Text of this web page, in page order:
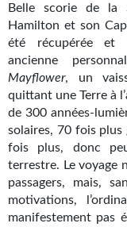
Une Heure-Lumière
Nouvelles
Bifrost
Livres audio
Gratuit
Sans DRM
BIFROST
Belle scorie de la
Hamilton et son
été récupérée et
ancienne
Mayflower, un
quittant une Terre à
de 300 années-
solaires, 70 fois
fois plus, donc
terrestre. Le voyage
passagers, mais,
motivations,
manifestement pas